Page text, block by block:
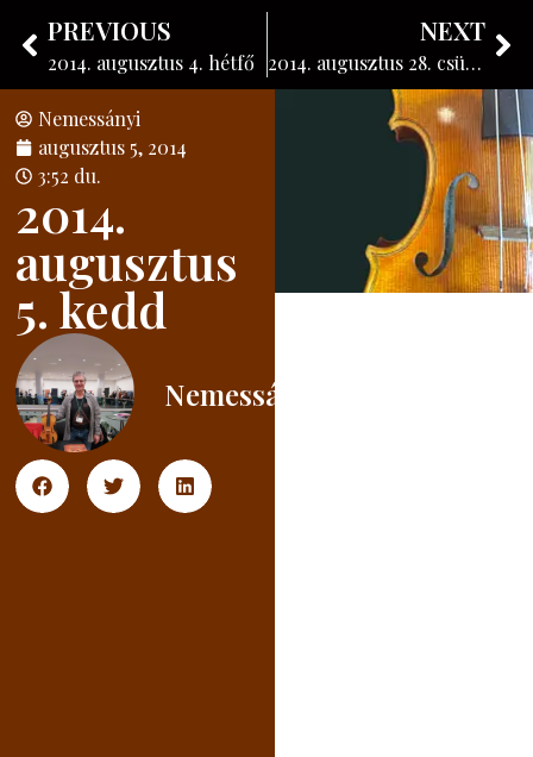
Hangszerkészítő
PREVIOUS
2014. augusztus 4. hétfő
NEXT
2014. augusztus 28. csütörtök
Nemessányi
augusztus 5, 2014
3:52 du.
2014.
augusztus
5. kedd
Nemessányi